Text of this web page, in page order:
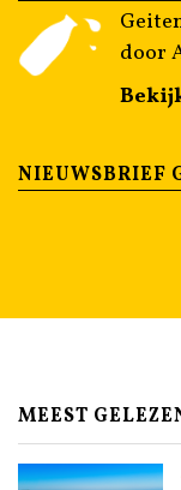
door
NIEUWSBRIEF
MEEST